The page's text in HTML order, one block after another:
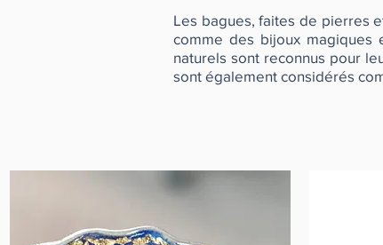
Les bagues, faites de pierres
comme des bijoux magiques
naturels sont reconnus pour
sont également considérés